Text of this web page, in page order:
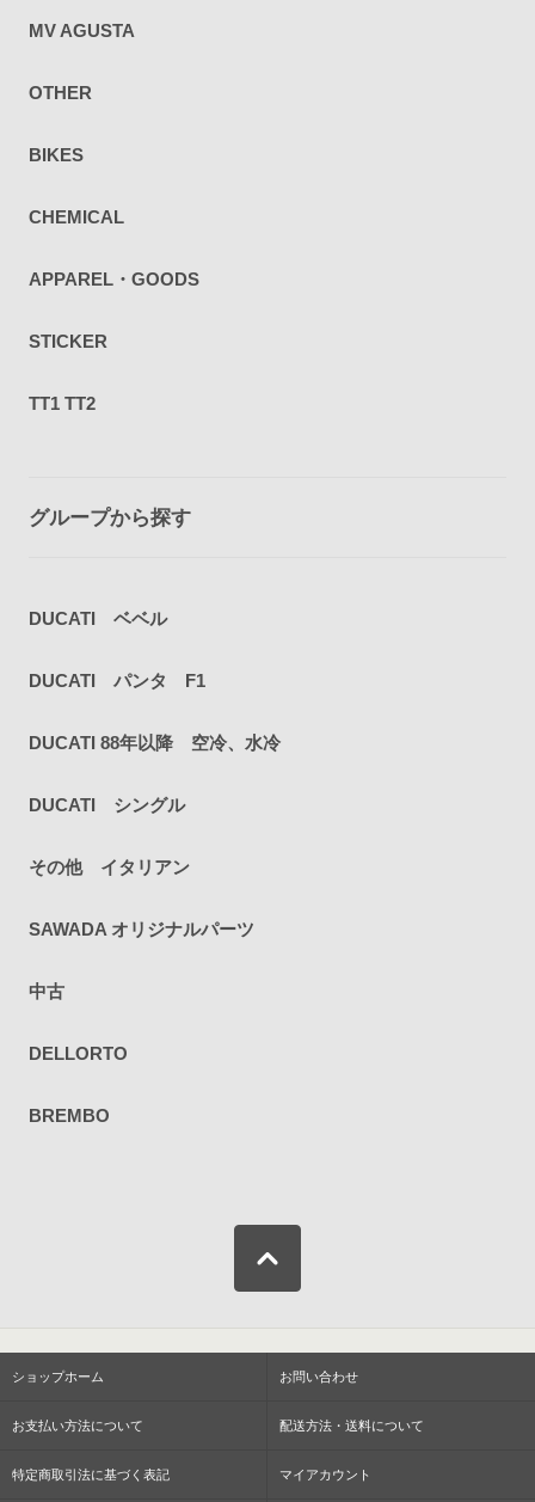
MV AGUSTA
OTHER
BIKES
CHEMICAL
APPAREL・GOODS
STICKER
TT1 TT2
グループから探す
DUCATI ベベル
DUCATI パンタ F1
DUCATI 88年以降 空冷、水冷
DUCATI シングル
その他 イタリアン
SAWADA オリジナルパーツ
中古
DELLORTO
BREMBO
ショップホーム お問い合わせ
お支払い方法について 配送方法・送料について
特定商取引法に基づく表記 マイアカウント